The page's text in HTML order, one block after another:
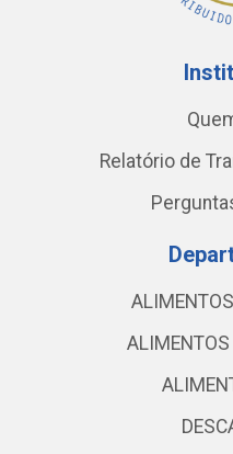
Relatório de
ALIMENTOS